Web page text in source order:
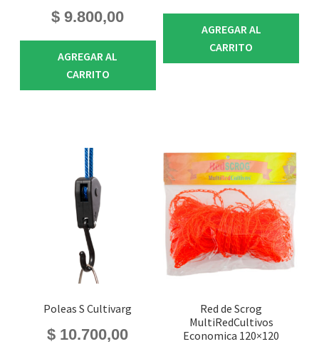
$ 9.800,00
AGREGAR AL
CARRITO
AGREGAR AL
CARRITO
Poleas S Cultivarg
$ 10.700,00
Red de Scrog
MultiRedCultivos
Economica 120×120